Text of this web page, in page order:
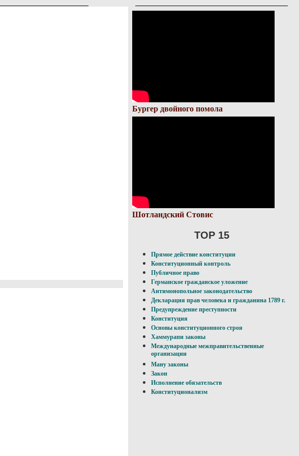
Бургер двойного помола
Шотландский Стовис
TOP 15
Прямое действие конституции
Конституционный контроль
Публичное право
Германское гражданское уложение
Антимонопольное законодательство
Декларация прав человека и гражданина 1789 г.
Предупреждение преступности
Конституция
Основы конституционного строя
Хаммурапи законы
Международные межправительственные
организации
Ману законы
Закон
Исполнение обязательств
Конституционализм